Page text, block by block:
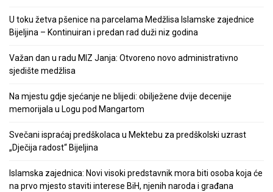
U toku žetva pšenice na parcelama Medžlisa Islamske zajednice
Bijeljina – Kontinuiran i predan rad duži niz godina
Važan dan u radu MIZ Janja: Otvoreno novo administrativno
sjedište medžlisa
Na mjestu gdje sjećanje ne blijedi: obilježene dvije decenije
memorijala u Logu pod Mangartom
Svečani ispraćaj predškolaca u Mektebu za predškolski uzrast
„Dječija radost“ Bijeljina
Islamska zajednica: Novi visoki predstavnik mora biti osoba koja će
na prvo mjesto staviti interese BiH, njenih naroda i građana